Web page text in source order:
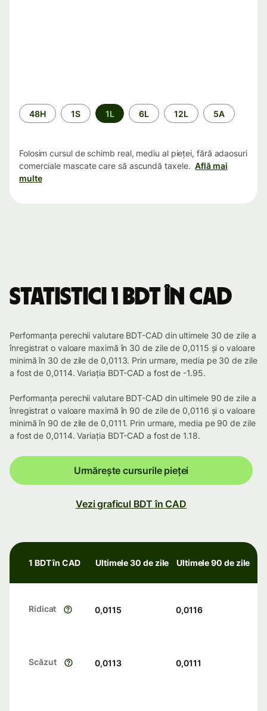
Perioada
48H 1S 1L 6L 12L 5A
Folosim cursul de schimb real, mediu al pieței, fără adaosuri
comerciale mascate care să ascundă taxele. Află mai
multe
Statistici 1 BDT în CAD
Performanța perechii valutare BDT-CAD din ultimele 30 de zile a
înregistrat o valoare maximă în 30 de zile de 0,0115 și o valoare
minimă în 30 de zile de 0,0113. Prin urmare, media pe 30 de zile
a fost de 0,0114. Variația BDT-CAD a fost de -1.95.
Performanța perechii valutare BDT-CAD din ultimele 90 de zile a
înregistrat o valoare maximă în 90 de zile de 0,0116 și o valoare
minimă în 90 de zile de 0,0111. Prin urmare, media pe 90 de zile
a fost de 0,0114. Variația BDT-CAD a fost de 1.18.
Urmărește cursurile pieței
Vezi graficul BDT în CAD
1 BDT în CAD Ultimele 30 de zile Ultimele 90 de zile
Ridicat 0,0115 0,0116
Scăzut 0,0113 0,0111